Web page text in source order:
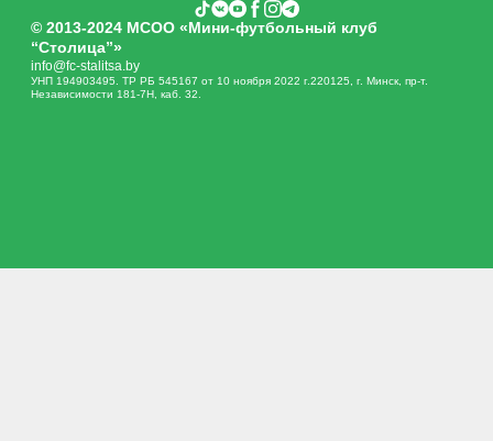
© 2013-2024 МСОО «Мини-футбольный клуб
“Столица”»
info@fc-stalitsa.by
УНП 194903495. ТР РБ 545167 от 10 ноября 2022 г.220125, г. Минск, пр-т.
Независимости 181-7Н, каб. 32.